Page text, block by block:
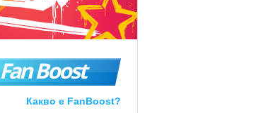
Fan Boost
Какво е FanBoost?